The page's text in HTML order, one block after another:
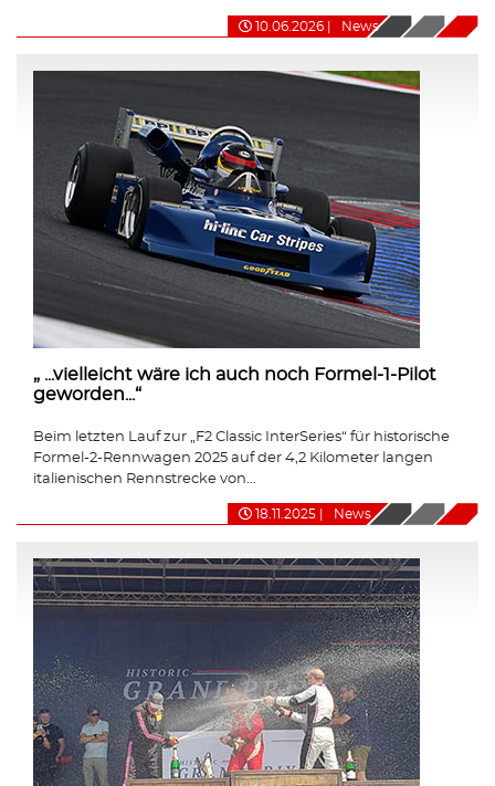
10.06.2026 News
„ ...vielleicht wäre ich auch noch Formel-1-Pilot
geworden...“
Beim letzten Lauf zur „F2 Classic InterSeries“ für historische
Formel-2-Rennwagen 2025 auf der 4,2 Kilometer langen
italienischen Rennstrecke von...
18.11.2025 News